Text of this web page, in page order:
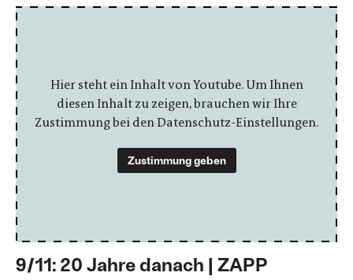
Hier steht ein Inhalt von Youtube. Um Ihnen
diesen Inhalt zu zeigen, brauchen wir Ihre
Zustimmung bei den Datenschutz-Einstellungen.
Zustimmung geben
9/11: 20 Jahre danach | ZAPP